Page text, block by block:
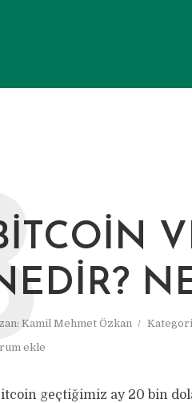
Kamil Mehmet Özkan
ekle
geçtiğimiz ay 20 bin